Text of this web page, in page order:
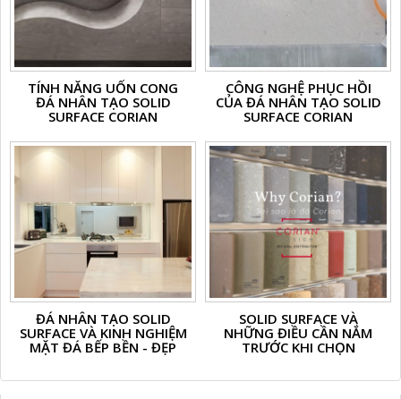
TÍNH NĂNG UỐN CONG
ĐÁ NHÂN TẠO SOLID
SURFACE CORIAN
CÔNG NGHỆ PHỤC HỒI
CỦA ĐÁ NHÂN TẠO SOLID
SURFACE CORIAN
ĐÁ NHÂN TẠO SOLID
SURFACE VÀ KINH NGHIỆM
MẶT ĐÁ BẾP BỀN - ĐẸP
SOLID SURFACE VÀ
NHỮNG ĐIỀU CẦN NẮM
TRƯỚC KHI CHỌN